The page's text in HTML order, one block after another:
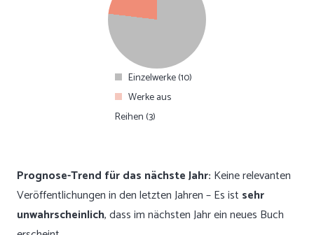
Einzelwerke (10)
Werke aus
Reihen (3)
Prognose-Trend für das nächste Jahr: Keine relevanten
Veröffentlichungen in den letzten Jahren – Es ist sehr
unwahrscheinlich, dass im nächsten Jahr ein neues Buch